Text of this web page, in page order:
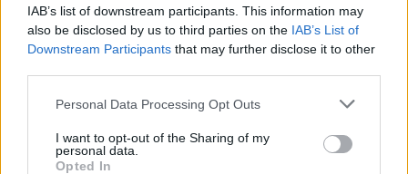
IAB’s list of downstream participants. This information may
also be disclosed by us to third parties on the IAB’s List of
Downstream Participants that may further disclose it to other
Personal Data Processing Opt Outs
I want to opt-out of the Sharing of my
personal data.
Opted In
Žiūrimiausi įrašai
00:00:30
vaiko gyvybių išgelbėti nepavyko
Žinios | Lietuvos diena